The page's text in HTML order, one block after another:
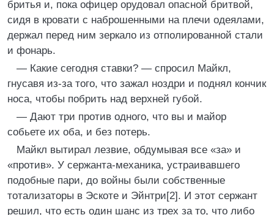
бритья и, пока офицер орудовал опасной бритвой,
сидя в кровати с наброшенными на плечи одеялами,
держал перед ним зеркало из отполированной стали
и фонарь.
— Какие сегодня ставки? — спросил Майкл,
гнусавя из-за того, что зажал ноздри и поднял кончик
носа, чтобы побрить над верхней губой.
— Дают три против одного, что вы и майор
собьете их оба, и без потерь.
Майкл вытирал лезвие, обдумывая все «за» и
«против». У сержанта-механика, устраивавшего
подобные пари, до войны были собственные
тотализаторы в Эскоте и Эйнтри[2]. И этот сержант
решил, что есть один шанс из трех за то, что либо